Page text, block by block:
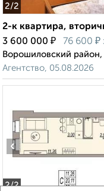
2/2
2-к квартира,
3 600 000 ₽ 76 600 ₽
Ворошиловский
Агентство, 05.08.2026
2/2
‹